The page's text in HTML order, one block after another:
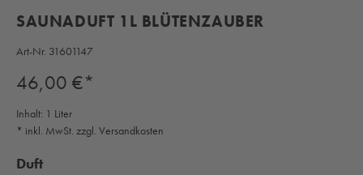
SAUNADUFT 1L BLÜTENZAUBER
Art-Nr. 31601147
Regulärer Preis:
46,00 €*
Inhalt: 1 Liter
* inkl. MwSt. zzgl. Versandkosten
Duftauswählen